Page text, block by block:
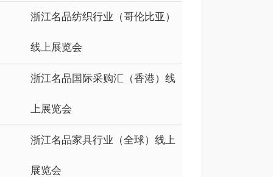
浙江名品纺织行业（哥伦比亚）
线上展览会
浙江名品国际采购汇（香港）线
上展览会
浙江名品家具行业（全球）线上
展览会